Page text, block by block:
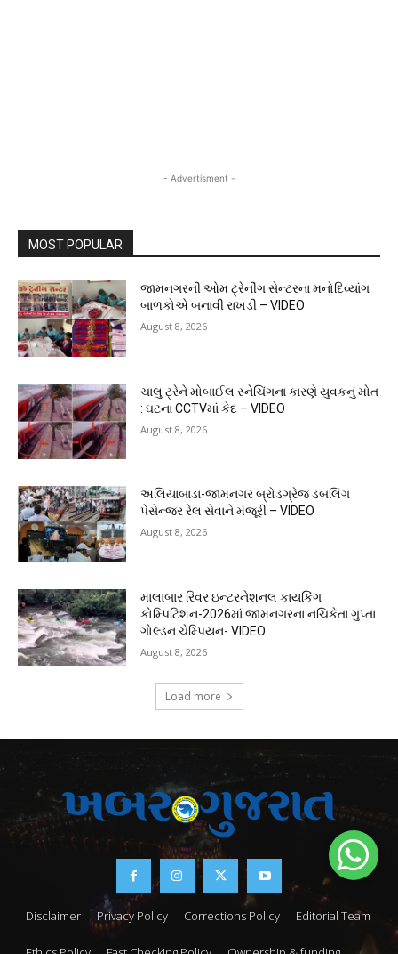
- Advertisment -
MOST POPULAR
જામનગરની ઓમ ટ્રેનીંગ સેન્ટરના મનોદિવ્યાંગ
બાળકોએ બનાવી રાખડી – VIDEO
August 8, 2026
ચાલુ ટ્રેને મોબાઈલ સ્નેચિંગના કારણે યુવકનું મોત
: ઘટના CCTVમાં કેદ – VIDEO
August 8, 2026
અલિયાબાડા-જામનગર બ્રોડગ્રેજ ડબલિંગ
પેસેન્જર રેલ સેવાને મંજૂરી – VIDEO
August 8, 2026
માલાબાર રિવર ઇન્ટરનેશનલ કાયકિંગ
કોમ્પિટિશન-2026માં જામનગરના નચિકેતા ગુપ્તા
ગોલ્ડન ચેમ્પિયન- VIDEO
August 8, 2026
Load more
Disclaimer Privacy Policy Corrections Policy Editorial Team